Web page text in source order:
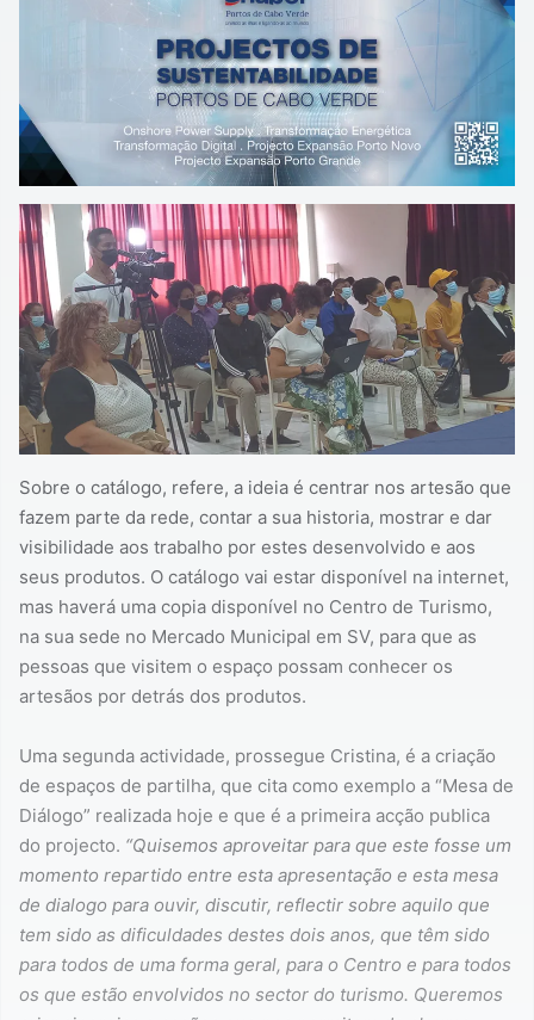
Sobre o catálogo, refere, a ideia é centrar nos artesão que
fazem parte da rede, contar a sua historia, mostrar e dar
visibilidade aos trabalho por estes desenvolvido e aos
seus produtos. O catálogo vai estar disponível na internet,
mas haverá uma copia disponível no Centro de Turismo,
na sua sede no Mercado Municipal em SV, para que as
pessoas que visitem o espaço possam conhecer os
artesãos por detrás dos produtos.
Uma segunda actividade, prossegue Cristina, é a criação
de espaços de partilha, que cita como exemplo a “Mesa de
Diálogo” realizada hoje e que é a primeira acção publica
do projecto. “Quisemos aproveitar para que este fosse um
momento repartido entre esta apresentação e esta mesa
de dialogo para ouvir, discutir, reflectir sobre aquilo que
tem sido as dificuldades destes dois anos, que têm sido
para todos de uma forma geral, para o Centro e para todos
os que estão envolvidos no sector do turismo. Queremos